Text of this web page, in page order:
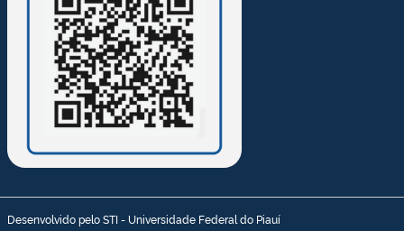
Desenvolvido pelo STI - Universidade Federal do Piauí